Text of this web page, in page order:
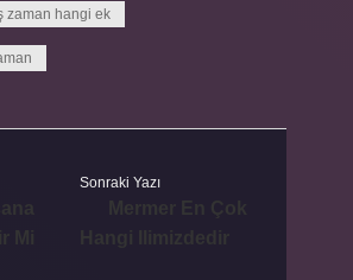
zaman hangi ek
Sonraki Yazı